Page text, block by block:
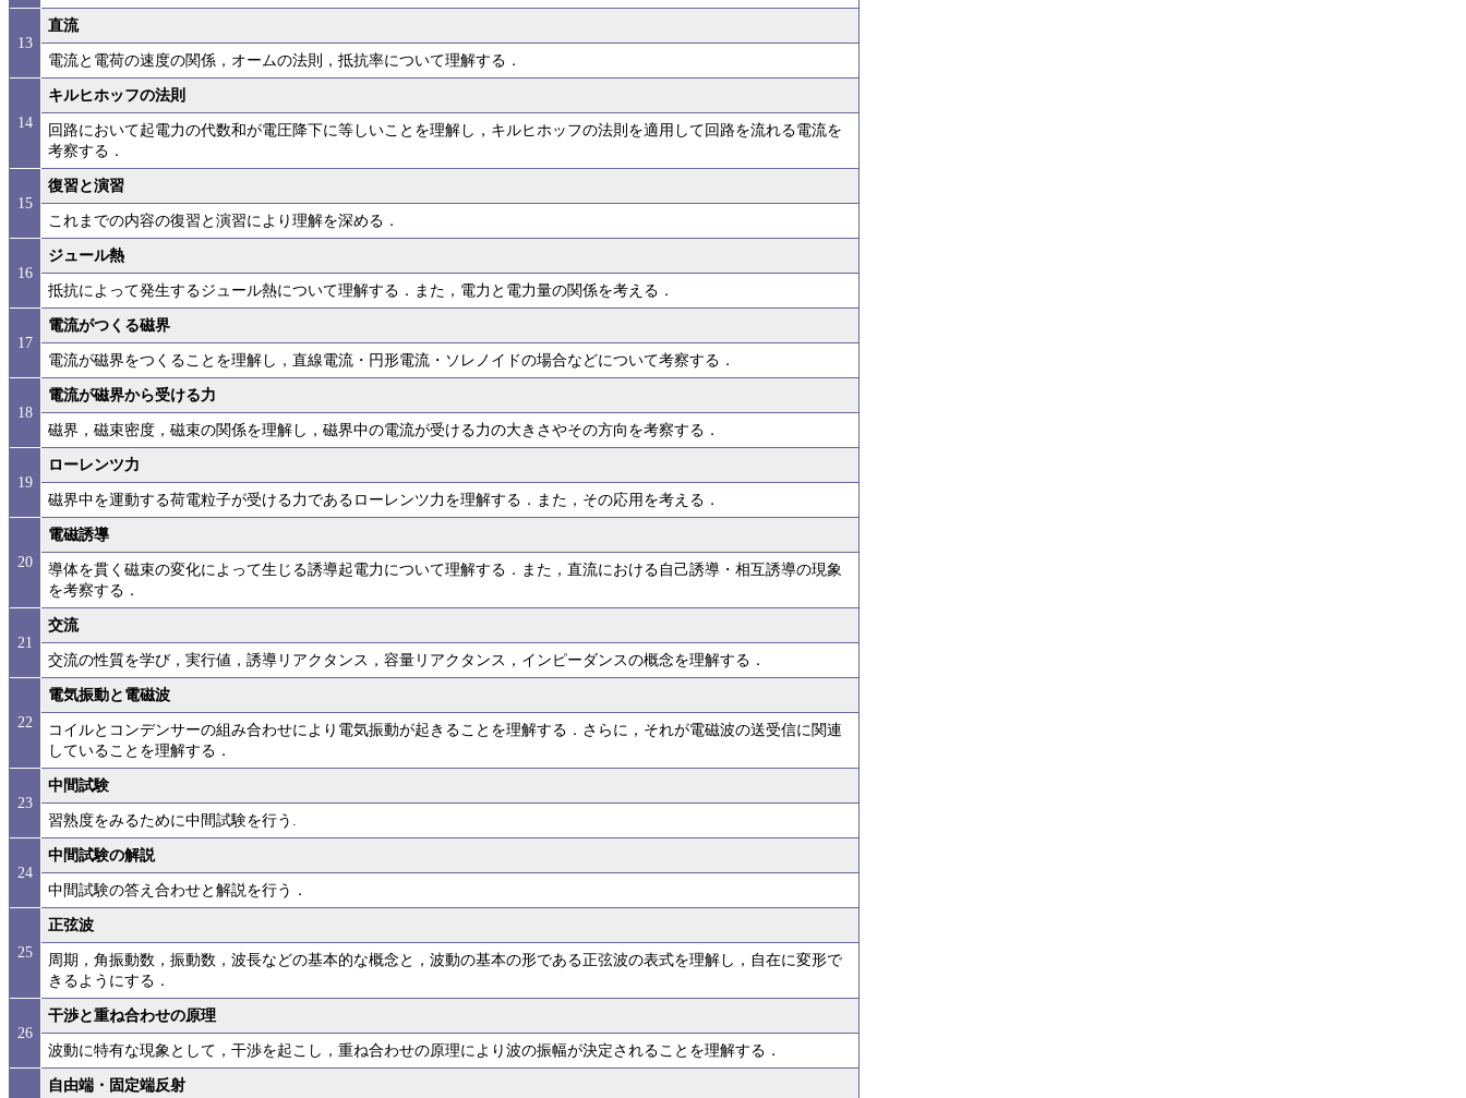
13
直流
電流と電荷の速度の関係，オームの法則，抵抗率について理解する．
14
キルヒホッフの法則
回路において起電力の代数和が電圧降下に等しいことを理解し，キルヒホッフの法則を適用して回路を流れる電流を
考察する．
15
復習と演習
これまでの内容の復習と演習により理解を深める．
16
ジュール熱
抵抗によって発生するジュール熱について理解する．また，電力と電力量の関係を考える．
17
電流がつくる磁界
電流が磁界をつくることを理解し，直線電流・円形電流・ソレノイドの場合などについて考察する．
18
電流が磁界から受ける力
磁界，磁束密度，磁束の関係を理解し，磁界中の電流が受ける力の大きさやその方向を考察する．
19
ローレンツ力
磁界中を運動する荷電粒子が受ける力であるローレンツ力を理解する．また，その応用を考える．
20
電磁誘導
導体を貫く磁束の変化によって生じる誘導起電力について理解する．また，直流における自己誘導・相互誘導の現象
を考察する．
21
交流
交流の性質を学び，実行値，誘導リアクタンス，容量リアクタンス，インピーダンスの概念を理解する．
22
電気振動と電磁波
コイルとコンデンサーの組み合わせにより電気振動が起きることを理解する．さらに，それが電磁波の送受信に関連
していることを理解する．
23
中間試験
習熟度をみるために中間試験を行う.
24
中間試験の解説
中間試験の答え合わせと解説を行う．
25
正弦波
周期，角振動数，振動数，波長などの基本的な概念と，波動の基本の形である正弦波の表式を理解し，自在に変形で
きるようにする．
26
干渉と重ね合わせの原理
波動に特有な現象として，干渉を起こし，重ね合わせの原理により波の振幅が決定されることを理解する．
自由端・固定端反射